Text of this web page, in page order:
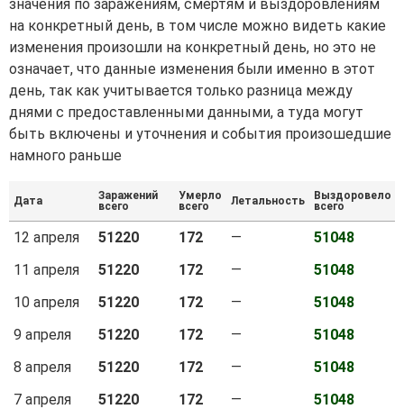
значения по заражениям, смертям и выздоровлениям
на конкретный день, в том числе можно видеть какие
изменения произошли на конкретный день, но это не
означает, что данные изменения были именно в этот
день, так как учитывается только разница между
днями с предоставленными данными, а туда могут
быть включены и уточнения и события произошедшие
намного раньше
Дата
Заражений
всего
Умерло
всего
Летальность
Выздоровело
всего
12 апреля 51220 172 —
51048
11 апреля
51220 172 —
51048
10 апреля
51220 172 —
51048
9 апреля
51220 172 —
51048
8 апреля
51220 172 —
51048
7 апреля
51220 172 —
51048